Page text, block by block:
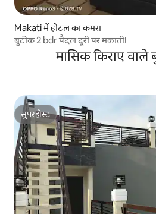
Makati में होटल का कमरा
बुटीक 2 bdr पैदल दूरी पर मकाती!
मासिक किराए वाले
सुपरहोस्ट
सुपरहोस्ट